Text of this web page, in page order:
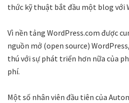
thức kỹ thuật bắt đầu một blog với
Vì nền tảng WordPress.com được
nguồn mở (open source)
thú với sự phát triển hơn nữa của
phí.
Một số nhân viên đầu tiên của